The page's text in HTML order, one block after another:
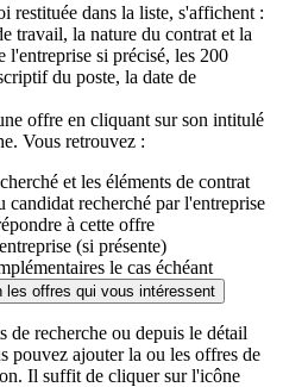
restituée dans la liste, s'affichent :
travail, la nature du contrat et la
l'entreprise si précisé, les 200
du poste, la date de
offre en cliquant sur son intitulé
Vous retrouvez :
et les éléments de contrat
recherché par l'entreprise
à cette offre
(si présente)
le cas échéant
les offres qui vous intéressent
de recherche ou depuis le détail
pouvez ajouter la ou les offres de
Il suffit de cliquer sur l'icône